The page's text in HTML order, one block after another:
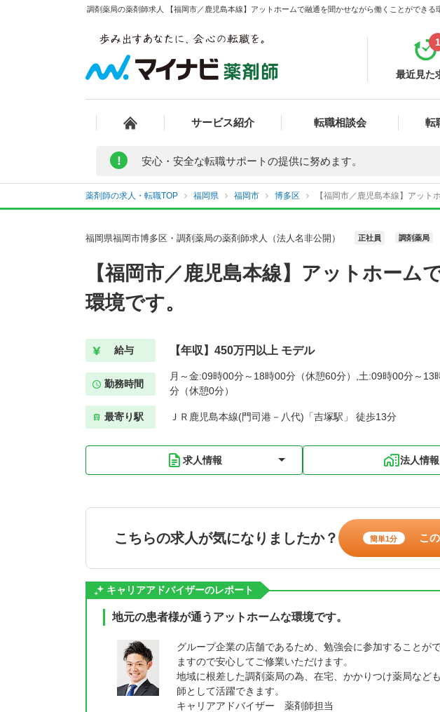
調剤薬局の薬剤師求人 【福岡市／鹿児島本線】アットホームで融通を聞かせながら働くことができる
最近見た
1
サービス紹介 転職相談会 転
! 安心・安全な転職サポートの提供に努めます。
薬剤師の求人・転職TOP 福岡県 福岡市 博多区 【福岡市／鹿児島本線】アット
福岡県福岡市博多区・調剤薬局の薬剤師求人（法人名非公開） 正社員 調剤薬局
【福岡市／鹿児島本線】アットホー
環境です。
給与 【年収】450万円以上 モデル
勤務時間
月～金:09時00分～18時00分（休憩60分）,土:09時00分～13
分（休憩0分）
最寄り駅 ＪＲ鹿児島本線(門司港－八代)「吉塚駅」 徒歩13分
求人情報 法人情報
こちらの求人が気になりましたか？ 簡単1分 こ
キャリアアドバイザーのレポート
地元の患者様が通うアットホームな環境です。
グループ企業の店舗であるため、勉強会に参加することが
ますので安心してご修業いただけます。
地域に根差した調剤薬局の為、在宅、かかりつけ薬局など
師として活躍できます。
キャリアアドバイザー 薬剤師担当